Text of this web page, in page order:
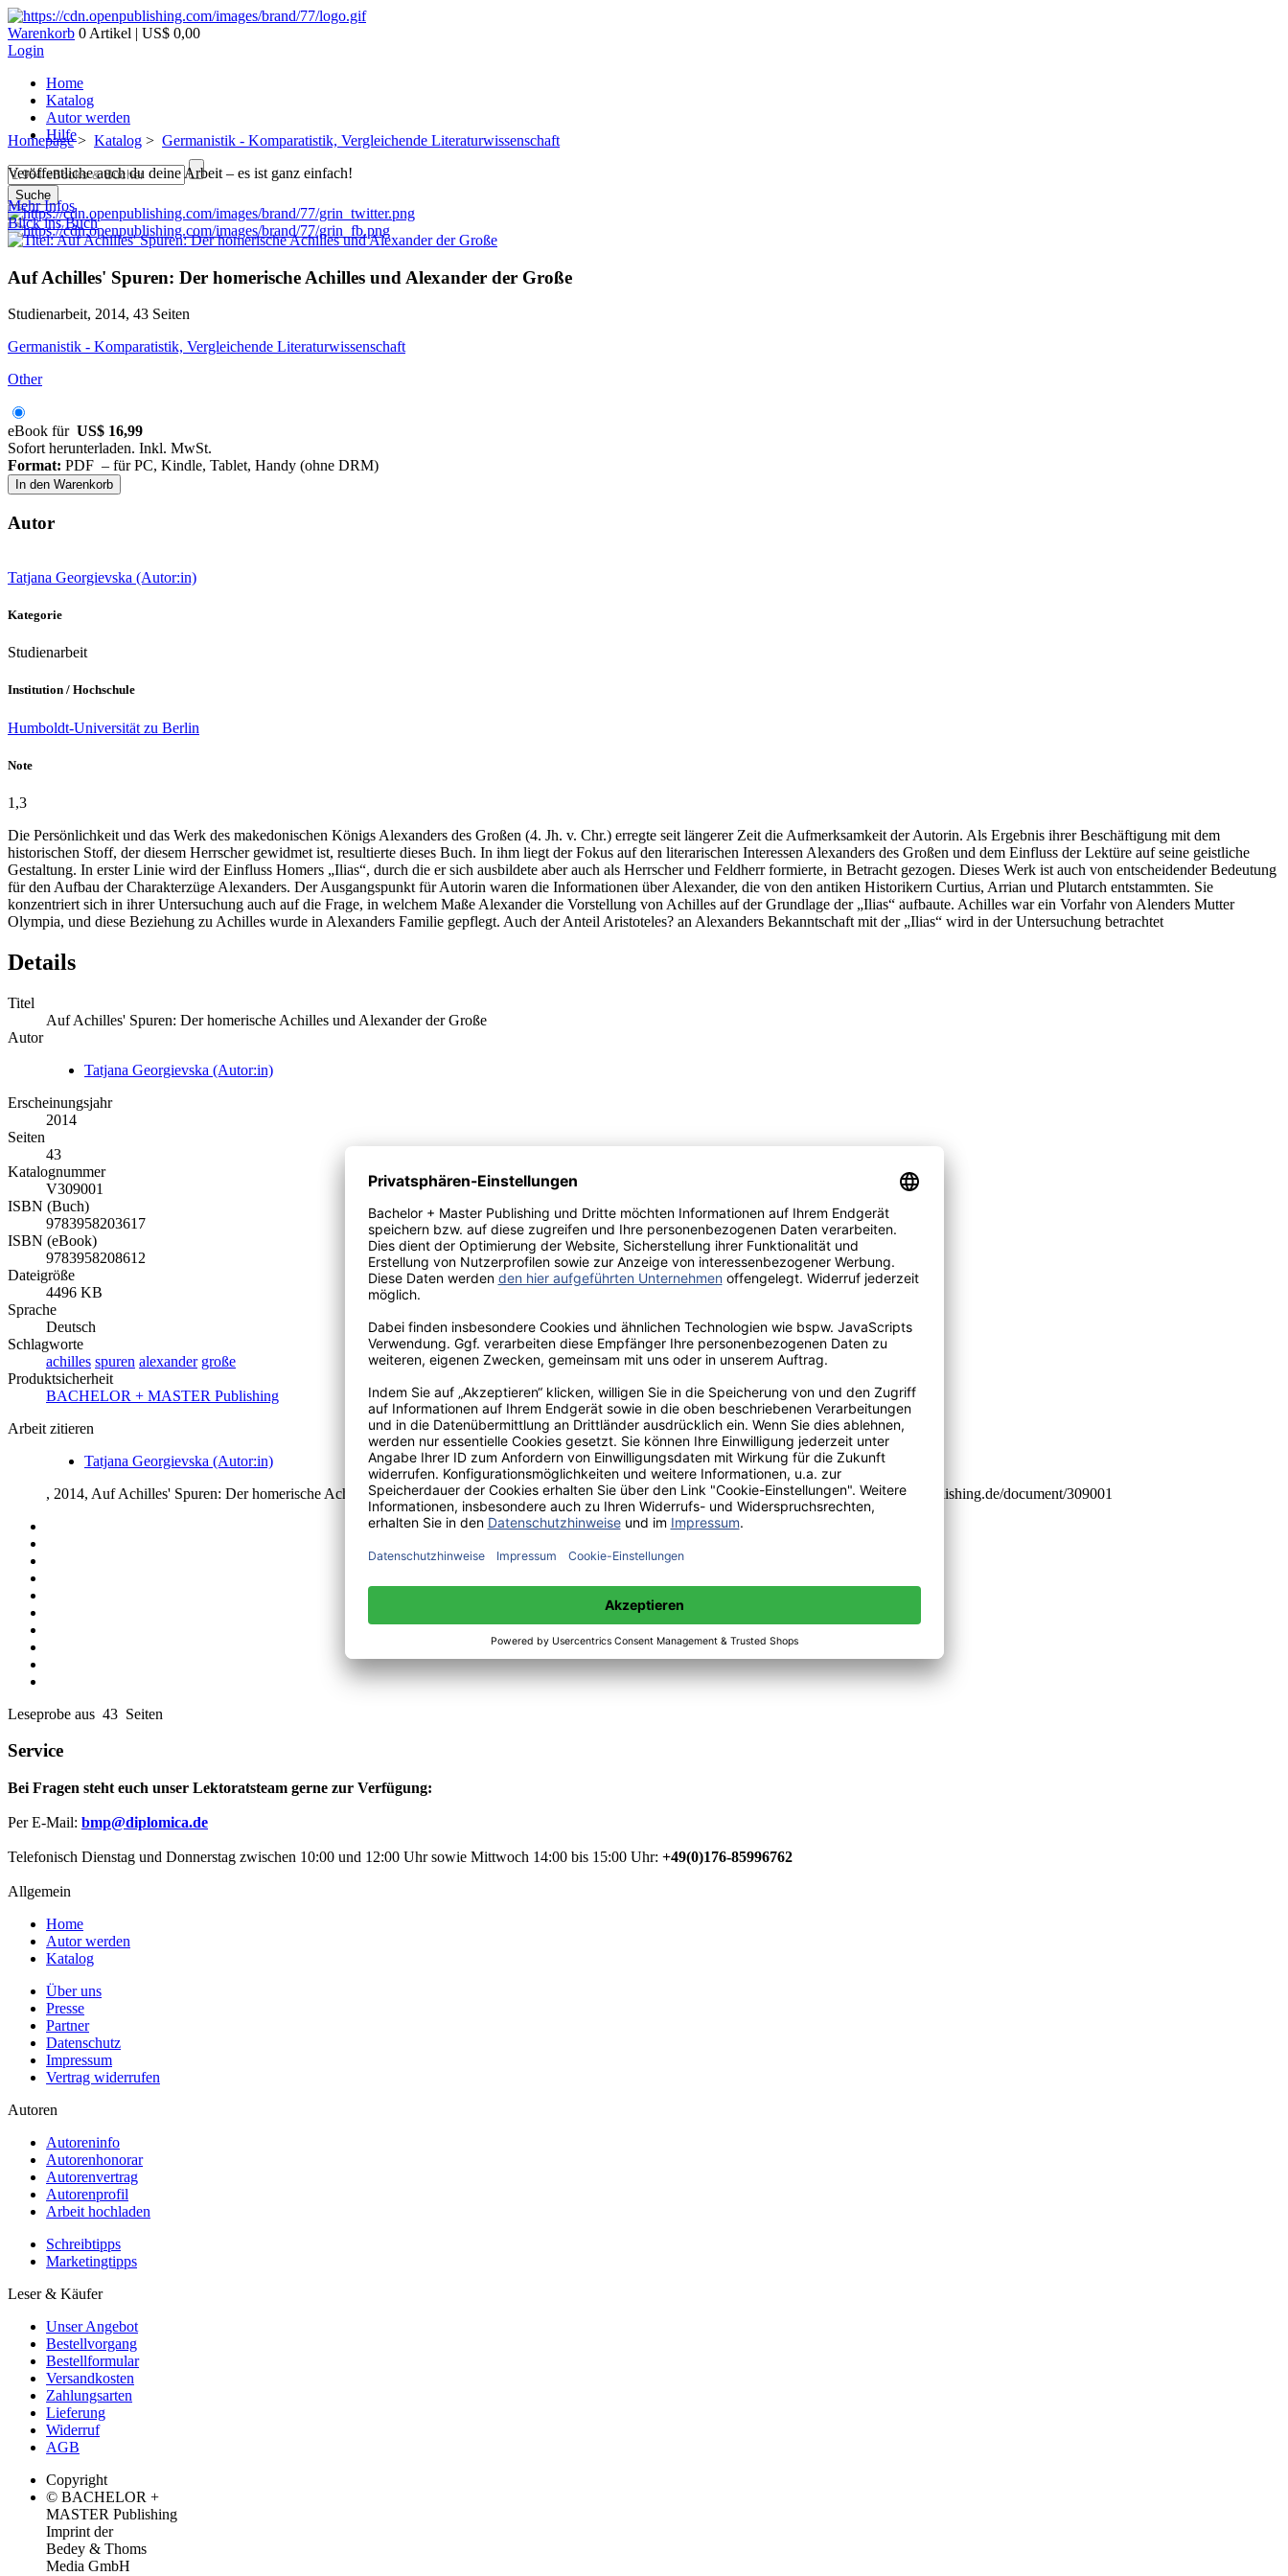
Warenkorb 0 Artikel | US$ 0,00
Login
Home
Katalog
Autor werden
Hilfe
Suche
Homepage> Katalog > Germanistik - Komparatistik, Vergleichende Literaturwissenschaft
Veröffentliche auch du deine Arbeit – es ist ganz einfach!
Mehr Infos
Blick ins Buch
Auf Achilles' Spuren: Der homerische Achilles und Alexander der Große
Studienarbeit, 2014, 43 Seiten
Germanistik - Komparatistik, Vergleichende Literaturwissenschaft
Other
eBook für US$ 16,99
Sofort herunterladen. Inkl. MwSt.
Format: PDF – für PC, Kindle, Tablet, Handy (ohne DRM)
In den Warenkorb
Autor
Tatjana Georgievska (Autor:in)
Kategorie
Studienarbeit
Institution / Hochschule
Humboldt-Universität zu Berlin
Note
1,3
Die Persönlichkeit und das Werk des makedonischen Königs Alexanders des Großen (4. Jh. v. Chr.) erregte seit längerer Zeit die Aufmerksamkeit der Autorin. Als Ergebnis ihrer Beschäftigung mit dem
historischen Stoff, der diesem Herrscher gewidmet ist, resultierte dieses Buch. In ihm liegt der Fokus auf den literarischen Interessen Alexanders des Großen und dem Einfluss der Lektüre auf seine geistliche
Gestaltung. In erster Linie wird der Einfluss Homers „Ilias“, durch die er sich ausbildete aber auch als Herrscher und Feldherr formierte, in Betracht gezogen. Dieses Werk ist auch von entscheidender Bedeutung
für den Aufbau der Charakterzüge Alexanders. Der Ausgangspunkt für Autorin waren die Informationen über Alexander, die von den antiken Historikern Curtius, Arrian und Plutarch entstammten. Sie
konzentriert sich in ihrer Untersuchung auch auf die Frage, in welchem Maße Alexander die Vorstellung von Achilles auf der Grundlage der „Ilias“ aufbaute. Achilles war ein Vorfahr von Alenders Mutter
Olympia, und diese Beziehung zu Achilles wurde in Alexanders Familie gepflegt. Auch der Anteil Aristoteles? an Alexanders Bekanntschaft mit der „Ilias“ wird in der Untersuchung betrachtet
Details
Titel
Auf Achilles' Spuren: Der homerische Achilles und Alexander der Große
Autor
Tatjana Georgievska (Autor:in)
Erscheinungsjahr
2014
Seiten
43
Katalognummer
V309001
ISBN (Buch)
9783958203617
ISBN (eBook)
9783958208612
Dateigröße
4496 KB
Sprache
Deutsch
Schlagworte
achilles spuren alexander große
Produktsicherheit
BACHELOR + MASTER Publishing
Arbeit zitieren
Tatjana Georgievska (Autor:in)
, 2014, Auf Achilles' Spuren: Der homerische Achilles und Alexander der Große, Hamburg, Bedey Media GmbH, https://www.bachelor-master-publishing.de/document/309001
Leseprobe aus 43 Seiten
Service
Bei Fragen steht euch unser Lektoratsteam gerne zur Verfügung:
Per E-Mail: bmp@diplomica.de
Telefonisch Dienstag und Donnerstag zwischen 10:00 und 12:00 Uhr sowie Mittwoch 14:00 bis 15:00 Uhr: +49(0)176-85996762
Allgemein
Home
Autor werden
Katalog
Über uns
Presse
Partner
Datenschutz
Impressum
Vertrag widerrufen
Autoren
Autoreninfo
Autorenhonorar
Autorenvertrag
Autorenprofil
Arbeit hochladen
Schreibtipps
Marketingtipps
Leser & Käufer
Unser Angebot
Bestellvorgang
Bestellformular
Versandkosten
Zahlungsarten
Lieferung
Widerruf
AGB
Copyright
© BACHELOR +
MASTER Publishing
Imprint der
Bedey & Thoms
Media GmbH